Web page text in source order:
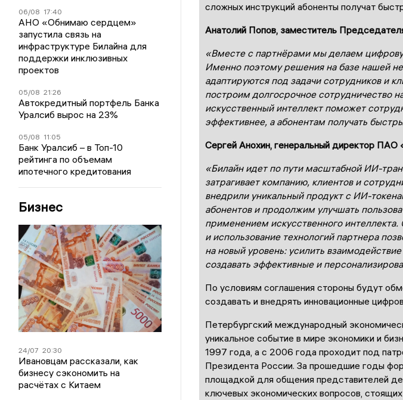
06/08 17:40
АНО «Обнимаю сердцем»
запустила связь на
инфраструктуре Билайна для
поддержки инклюзивных
проектов
05/08 21:26
Автокредитный портфель Банка
Уралсиб вырос на 23%
05/08 11:05
Банк Уралсиб – в Топ-10
рейтинга по объемам
ипотечного кредитования
Бизнес
24/07 20:30
Ивановцам рассказали, как
бизнесу сэкономить на
расчётах с Китаем
сложных инструкций абоненты получат
Анатолий Попов, заместитель
«Вместе с партнёрами мы делаем
Именно поэтому решения на базе нашей
адаптируются под задачи сотрудников и
построим долгосрочное сотрудничество
искусственный интеллект поможет
эффективнее, а абонентам получать
Сергей Анохин, генеральный директор
«Билайн идет по пути масштабной ИИ-
затрагивает компанию, клиентов и
внедрили уникальный продукт с ИИ-
абонентов и продолжим улучшать
применением искусственного
и использование технологий партнера
на новый уровень: усилить
создавать эффективные и
По условиям соглашения стороны будут
создавать и внедрять инновационные
Петербургский международный
уникальное событие в мире экономики и
1997 года, а с 2006 года проходит под
Президента России. За прошедшие годы
площадкой для общения представителей
ключевых экономических вопросов,